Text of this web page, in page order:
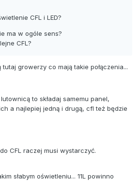
CFL i LED?
ma w ogóle sens?
CFL?
growerzy co mają takie połączenia...
to składaj samemu panel,
a najlepiej jedną i drugą, cfl też będzie
CFL raczej musi wystarczyć.
słabym oświetleniu... 11L powinno